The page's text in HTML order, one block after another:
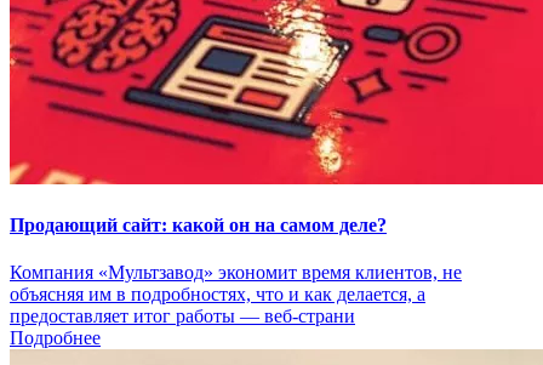
Продающий сайт: какой он на самом деле?
Компания «Мультзавод» экономит время клиентов, не
объясняя им в подробностях, что и как делается, а
предоставляет итог работы — веб-страни
Подробнее